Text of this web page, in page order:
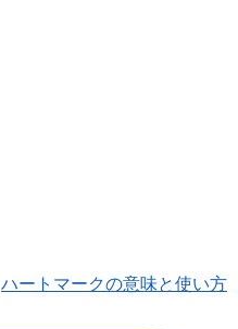
ハートマークの意味と使い方